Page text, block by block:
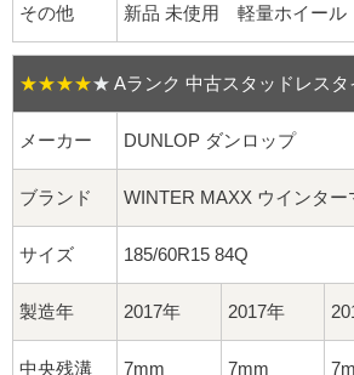
貫通ナット
袋ナット
ロング袋ナット
ショート袋ナット
スチール鉄ホイール
持ち込み交換工賃
その他 新品 未使用 軽量ホイール
★★★★★ Aランク 中古スタッドレスタ
メーカー DUNLOP ダンロップ
ブランド WINTER MAXX ウインター
サイズ 185/60R15 84Q
製造年 2017年 2017年
中央残溝 7mm 7mm